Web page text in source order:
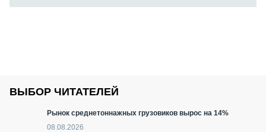
ВЫБОР ЧИТАТЕЛЕЙ
Рынок среднетоннажных грузовиков вырос на 14%
08.08.2026